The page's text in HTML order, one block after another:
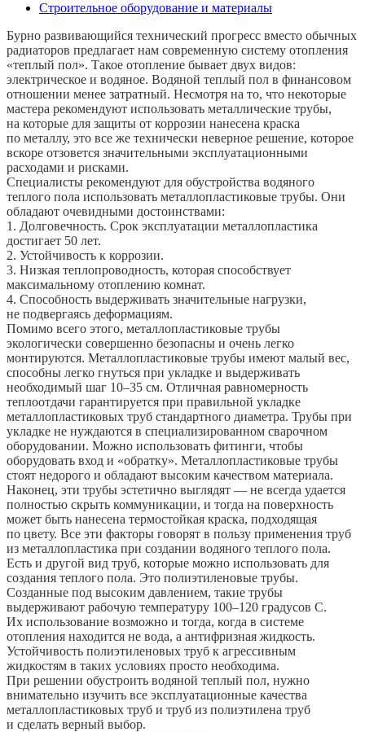
Строительное оборудование и материалы
Бурно развивающийся технический прогресс вместо обычных
радиаторов предлагает нам современную систему отопления
«теплый пол». Такое отопление бывает двух видов:
электрическое и водяное. Водяной теплый пол в финансовом
отношении менее затратный. Несмотря на то, что некоторые
мастера рекомендуют использовать металлические трубы,
на которые для защиты от коррозии нанесена краска
по металлу, это все же технически неверное решение, которое
вскоре отзовется значительными эксплуатационными
расходами и рисками.
Специалисты рекомендуют для обустройства водяного
теплого пола использовать металлопластиковые трубы. Они
обладают очевидными достоинствами:
1. Долговечность. Срок эксплуатации металлопластика
достигает 50 лет.
2. Устойчивость к коррозии.
3. Низкая теплопроводность, которая способствует
максимальному отоплению комнат.
4. Способность выдерживать значительные нагрузки,
не подвергаясь деформациям.
Помимо всего этого, металлопластиковые трубы
экологически совершенно безопасны и очень легко
монтируются. Металлопластиковые трубы имеют малый вес,
способны легко гнуться при укладке и выдерживать
необходимый шаг 10–35 см. Отличная равномерность
теплоотдачи гарантируется при правильной укладке
металлопластиковых труб стандартного диаметра. Трубы при
укладке не нуждаются в специализированном сварочном
оборудовании. Можно использовать фитинги, чтобы
оборудовать вход и «обратку». Металлопластиковые трубы
стоят недорого и обладают высоким качеством материала.
Наконец, эти трубы эстетично выглядят — не всегда удается
полностью скрыть коммуникации, и тогда на поверхность
может быть нанесена термостойкая краска, подходящая
по цвету. Все эти факторы говорят в пользу применения труб
из металлопластика при создании водяного теплого пола.
Есть и другой вид труб, которые можно использовать для
создания теплого пола. Это полиэтиленовые трубы.
Созданные под высоким давлением, такие трубы
выдерживают рабочую температуру 100–120 градусов С.
Их использование возможно и тогда, когда в системе
отопления находится не вода, а антифризная жидкость.
Устойчивость полиэтиленовых труб к агрессивным
жидкостям в таких условиях просто необходима.
При решении обустроить водяной теплый пол, нужно
внимательно изучить все эксплуатационные качества
металлопластиковых труб и труб из полиэтилена труб
и сделать верный выбор.